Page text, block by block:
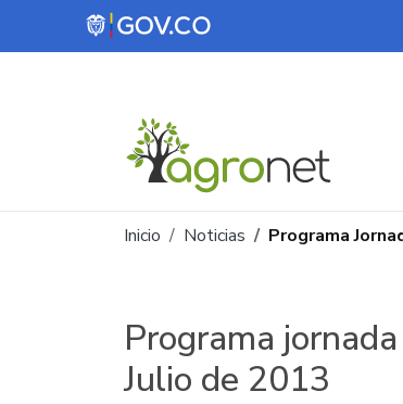
Pasar al contenido principal
Ruta de
Inicio Noticias Programa
Programa
Julio de 2013